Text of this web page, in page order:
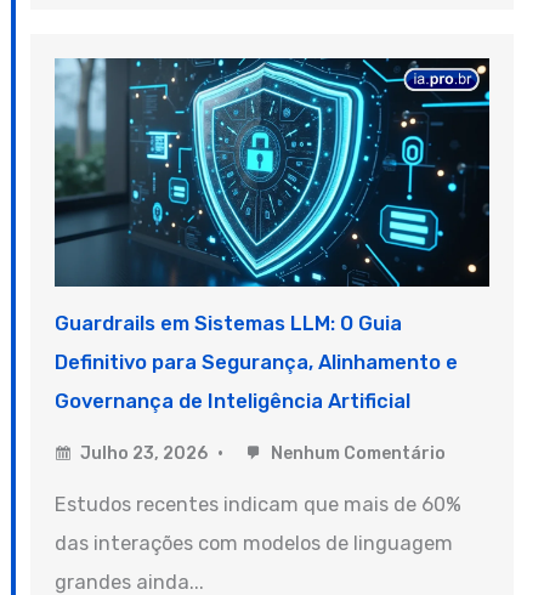
Guardrails em Sistemas LLM: O Guia
Definitivo para Segurança, Alinhamento e
Governança de Inteligência Artificial
Julho 23, 2026 Nenhum Comentário
Estudos recentes indicam que mais de 60%
das interações com modelos de linguagem
grandes ainda...